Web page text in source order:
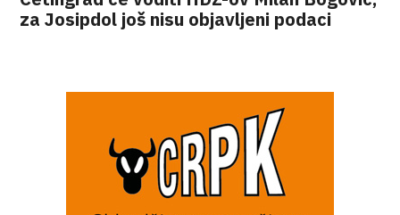
za Josipdol još nisu objavljeni podaci